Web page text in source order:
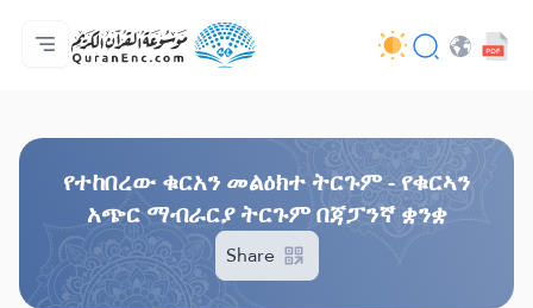
ዋና ማውጫ
የትርጉሞች ማውጫ
Audio
የአዘማኞች አገልግሎቶች - API
በስራው እቅዱ (በፕሮጀክቱ) ዙሪያ
እኛን ያግኙ!
ቋንቋ
የተከበረው ቁርአን መልዕክተ ትርጉም - የቁርኣን
አጭር ማብራርያ ትርጉም በጃፓንኛ ቋንቋ
Share